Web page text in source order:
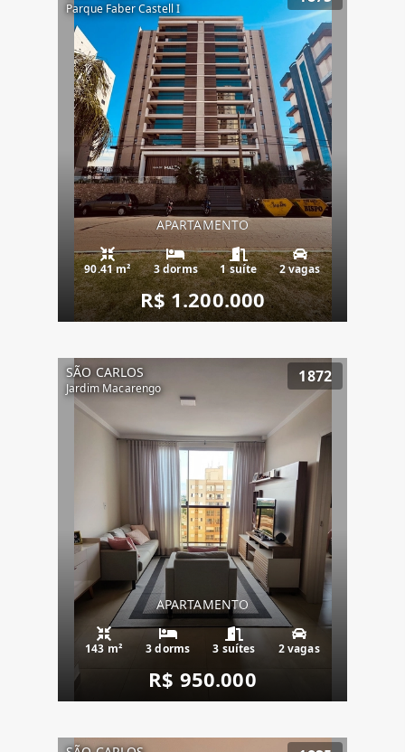
Parque Faber Castell I
APARTAMENTO
90.41 m² 3 dorms 1 suíte 2 vagas
R$ 1.200.000
SÃO CARLOS
Jardim Macarengo
1872
APARTAMENTO
143 m² 3 dorms 3 suítes 2 vagas
R$ 950.000